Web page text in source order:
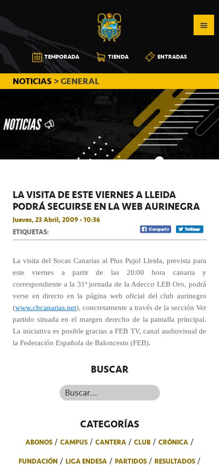
a
la
navegación
principal
al
contenido
principal
a
la
barra
lateral
principal
CB
CANARIAS
TEMPORADA TIENDA ENTRADAS
NOTICIAS > GENERAL
LA VISITA DE ESTE VIERNES A LLEIDA
PODRÁ SEGUIRSE EN LA WEB AURINEGRA
Jueves, 23 Abril, 2009 - 10:36
ETIQUETAS:
La visita del Socas Canarias al Plus Pujol Lleida, prevista para
este viernes a partir de las 20:00 hora canaria y
correspondiente a la 31ª jornada de la Adecco LEB Oro, podrá
verse en directo en la página web oficial del club aurinegro
(www.cbcanarias.net), concretamente a través de la sección Ver
partido situada en el margen derecho de la pantalla principal.
La iniciativa es posible gracias a FEB TV, canal audiovisual de
la Federación Española de Baloncesto (FEB).
BUSCAR
Buscar...
CATEGORÍAS
ABONOS CAMPUS CANTERA CLUB
CRÓNICA
FUNDACIÓN
LIGA ENDESA PARTIDOS
RESULTADOS